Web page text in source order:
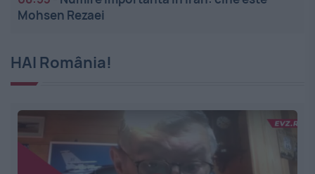
Mohsen Rezaei
HAI România!